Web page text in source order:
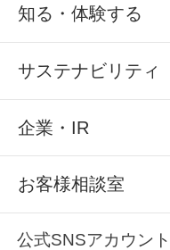
知る・体験する
サステナビリティ
企業・IR
お客様相談室
公式SNSアカウント